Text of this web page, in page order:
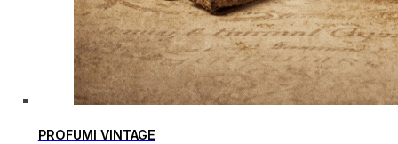
PROFUMI VINTAGE